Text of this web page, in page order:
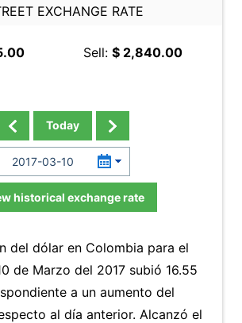
EXCHANGE RATE
Sell: $ 2,840.00
Today
historical exchange rate
del dólar en Colombia para el
de Marzo del 2017 subió 16.55
a un aumento del
al día anterior. Alcanzó el